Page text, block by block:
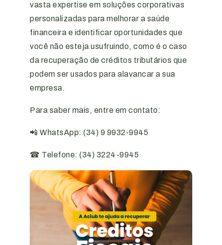
vasta expertise em soluções corporativas
personalizadas para melhorar a saúde
financeira e identificar oportunidades que
você não esteja usufruindo, como é o caso
da recuperação de créditos tributários que
podem ser usados para alavancar a sua
empresa.
Para saber mais, entre em contato:
📲 WhatsApp: (34) 9 9932-9945
☎ Telefone: (34) 3224-9945